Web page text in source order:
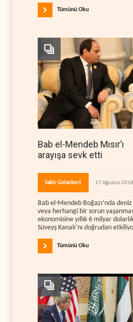
Tümünü Oku
Bab el-Mendeb Mısır’ı
arayışa sevk etti
Sabir Golanberi 17 Ağustos 2018
Bab el-Mendeb Boğazı’nda
veya herhangi bir sorun
ekonomisine yıllık 6 milyar
Süveyş Kanalı’nı doğrudan
Tümünü Oku